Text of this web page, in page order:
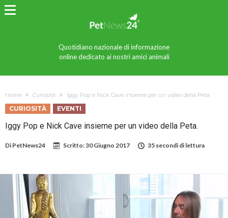
Quotidiano nazionale di informazione
online dedicato ai nostri amici animali
Home Curiosità Iggy Pop e Nick Cave insieme per un video della Peta.
CURIOSITÀ EVENTI
Iggy Pop e Nick Cave insieme per un video della Peta.
Di PetNews24 Scritto:30 Giugno 2017 35 secondi di lettura